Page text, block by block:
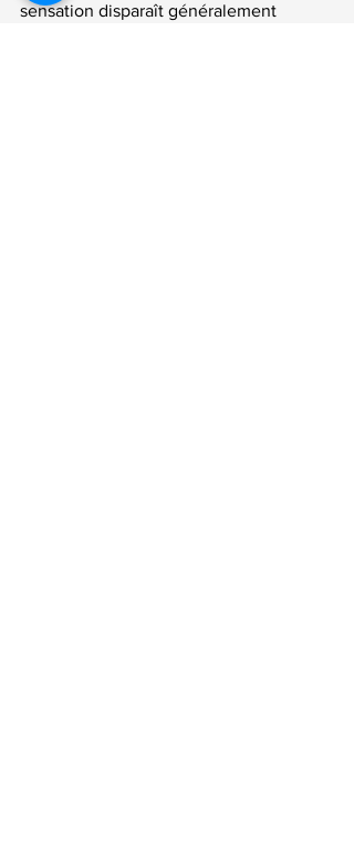
sensation disparaît généralement